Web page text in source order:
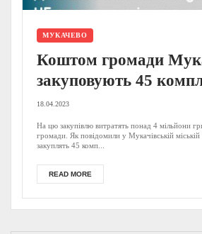
МУКАЧЕВО
Коштом громади
закуповують 45
тепловізійних
наших захисників
18.04.2023
На цю закупівлю витратять понад 4 мільйони
громади. Як повідомили у Мукачівській міській
закуплять 45 комп...
READ MORE